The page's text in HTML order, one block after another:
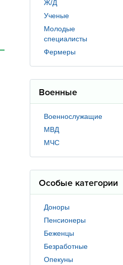
Ж/Д
Ученые
Молодые
специалисты
Фермеры
Военные
Военнослужащие
МВД
МЧС
Особые категории
Доноры
Пенсионеры
Беженцы
Безработные
Опекуны